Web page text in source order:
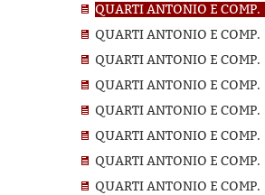
QUARTI ANTONIO E
QUARTI ANTONIO E
QUARTI ANTONIO E
QUARTI ANTONIO E
QUARTI ANTONIO E
QUARTI ANTONIO E
QUARTI ANTONIO E
QUARTI ANTONIO E